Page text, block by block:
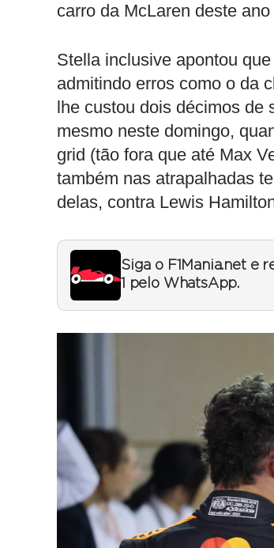
carro da McLaren deste
Stella inclusive apontou
admitindo erros como o da
lhe custou dois décimos de
mesmo neste domingo,
grid (tão fora que até Max
também nas atrapalhadas
delas, contra Lewis
Siga o F1Mania.net e
1 pelo WhatsApp.